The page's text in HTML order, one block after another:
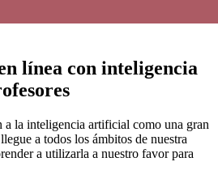
línea con inteligencia
a la inteligencia artificial como una gran
a todos los ámbitos de nuestra
a utilizarla a nuestro favor para